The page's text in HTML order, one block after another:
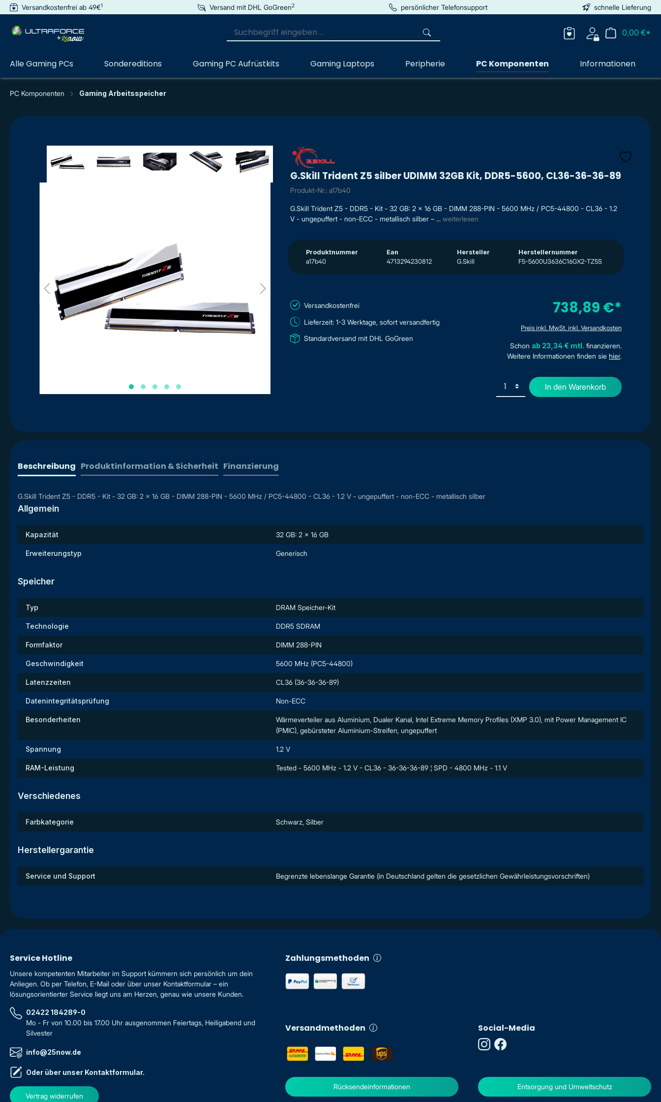
springen Zur Hauptnavigation springen
Versandkostenfrei ab 49€1 Versand mit DHL GoGreen2 persönlicher Telefonsupport schnelle Lieferung
0,00 €*
Alle Gaming PCs Sondereditions Gaming PC Aufrüstkits Gaming Laptops Peripherie PC Komponenten Informationen
PC Komponenten Gaming Arbeitsspeicher
G.Skill Trident Z5 silber UDIMM 32GB Kit, DDR5-5600, CL36-36-36-89
Produkt-Nr.: a17b40
G.Skill Trident Z5 - DDR5 - Kit - 32 GB: 2 x 16 GB - DIMM 288-PIN - 5600 MHz / PC5-44800 - CL36 - 1.2
V - ungepuffert - non-ECC - metallisch silber – ... weiterlesen
Produktnummer
a17b40
Ean
4713294230812
Hersteller
G.Skill
Herstellernummer
F5-5600U3636C16GX2-TZ5S
Versandkostenfrei
Lieferzeit: 1-3 Werktage, sofort versandfertig
Standardversand mit DHL GoGreen
738,89 €*
Preis inkl. MwSt. inkl. Versandkosten
Schon ab 23,34 € mtl. finanzieren.
Weitere Informationen finden sie hier.
In den Warenkorb
Beschreibung Produktinformation & Sicherheit Finanzierung
G.Skill Trident Z5 - DDR5 - Kit - 32 GB: 2 x 16 GB - DIMM 288-PIN - 5600 MHz / PC5-44800 - CL36 - 1.2 V - ungepuffert - non-ECC - metallisch silber
Allgemein
Kapazität 32 GB: 2 x 16 GB
Erweiterungstyp Generisch
Speicher
Typ DRAM Speicher-Kit
Technologie DDR5 SDRAM
Formfaktor DIMM 288-PIN
Geschwindigkeit 5600 MHz (PC5-44800)
Latenzzeiten CL36 (36-36-36-89)
Datenintegritätsprüfung Non-ECC
Besonderheiten
Wärmeverteiler aus Aluminium, Dualer Kanal, Intel Extreme Memory Profiles (XMP 3.0), mit Power Management IC
(PMIC), gebürsteter Aluminium-Streifen, ungepuffert
Spannung 1.2 V
RAM-Leistung Tested - 5600 MHz - 1.2 V - CL36 - 36-36-36-89 ¦ SPD - 4800 MHz - 1.1 V
Verschiedenes
Farbkategorie Schwarz, Silber
Herstellergarantie
Service und Support Begrenzte lebenslange Garantie (in Deutschland gelten die gesetzlichen Gewährleistungsvorschriften)
Service Hotline
Unsere kompetenten Mitarbeiter im Support kümmern sich persönlich um dein
Anliegen. Ob per Telefon, E-Mail oder über unser Kontaktformular – ein
lösungsorientierter Service liegt uns am Herzen, genau wie unsere Kunden.
02422 184289-0
Mo - Fr von 10.00 bis 17.00 Uhr ausgenommen Feiertags, Heiligabend und
Silvester
info@25now.de
Oder über unser Kontaktformular.
Vertrag widerrufen
Zahlungsmethoden
Versandmethoden
Rücksendeinformationen Entsorgung und Umweltschutz
Social-Media